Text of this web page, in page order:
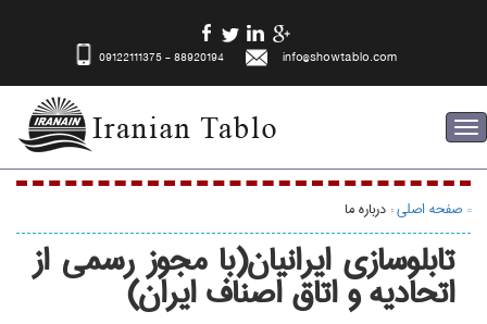
09122111375 - 88920194 info@showtablo.com
:: صفحه اصلی: درباره ما
تابلوسازي ايرانيان(با مجوز رسمي از
اتحاديه و اتاق اصناف ايران)